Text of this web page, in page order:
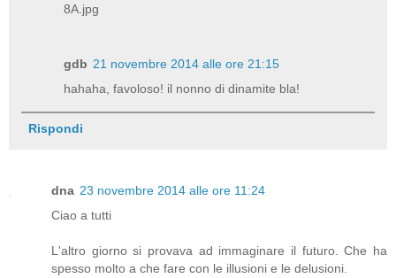
8A.jpg
gdb 21 novembre 2014 alle ore 21:15
hahaha, favoloso! il nonno di dinamite bla!
Rispondi
dna 23 novembre 2014 alle ore 11:24
Ciao a tutti
L'altro giorno si provava ad immaginare il futuro. Che ha
spesso molto a che fare con le illusioni e le delusioni.